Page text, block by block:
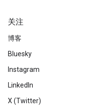
关注
博客
Bluesky
Instagram
LinkedIn
X (Twitter)